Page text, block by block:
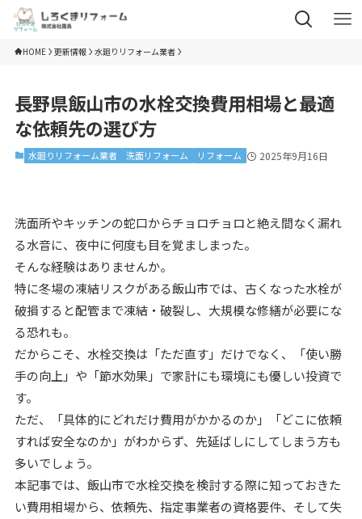
HOME 更新情報 水廻りリフォーム業者
長野県飯山市の水栓交換費用相場と最適
な依頼先の選び方
水廻りリフォーム業者 洗面リフォーム リフォーム 2025年9月16日
洗面所やキッチンの蛇口からチョロチョロと絶え間なく漏れ
る水音に、夜中に何度も目を覚ましまった。
そんな経験はありませんか。
特に冬場の凍結リスクがある飯山市では、古くなった水栓が
破損すると配管まで凍結・破裂し、大規模な修繕が必要にな
る恐れも。
だからこそ、水栓交換は「ただ直す」だけでなく、「使い勝
手の向上」や「節水効果」で家計にも環境にも優しい投資で
す。
ただ、「具体的にどれだけ費用がかかるのか」「どこに依頼
すれば安全なのか」がわからず、先延ばしにしてしまう方も
多いでしょう。
本記事では、飯山市で水栓交換を検討する際に知っておきた
い費用相場から、依頼先、指定事業者の資格要件、そして失